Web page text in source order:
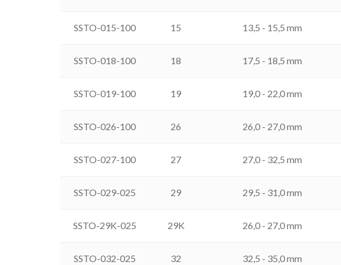
SSTO-015-100 15 13,5 - 15,5 mm
SSTO-018-100 18 17,5 - 18,5 mm
SSTO-019-100 19 19,0 - 22,0 mm
SSTO-026-100 26 26,0 - 27,0 mm
SSTO-027-100 27 27,0 - 32,5 mm
SSTO-029-025 29 29,5 - 31,0 mm
SSTO-29K-025 29K 26,0 - 27,0 mm
SSTO-032-025 32 32,5 - 35,0 mm